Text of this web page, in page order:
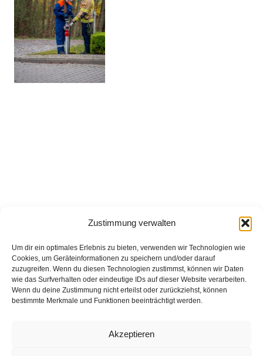
Zustimmung verwalten
Um dir ein optimales Erlebnis zu bieten, verwenden wir Technologien wie
Cookies, um Geräteinformationen zu speichern und/oder darauf
zuzugreifen. Wenn du diesen Technologien zustimmst, können wir Daten
wie das Surfverhalten oder eindeutige IDs auf dieser Website verarbeiten.
Wenn du deine Zustimmung nicht erteilst oder zurückziehst, können
bestimmte Merkmale und Funktionen beeinträchtigt werden.
Akzeptieren